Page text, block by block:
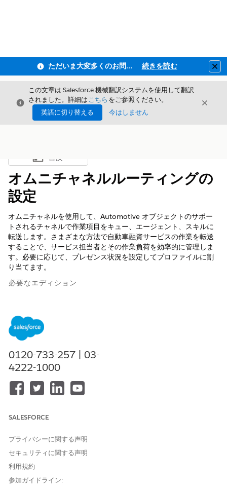
ただいま大変多くのお問い合わせをいただいており、ご連絡までにお時間を頂戴しております 続きを読む
閉じる
この文章は Salesforce 機械翻訳システムを使用して翻訳
されました。詳細はこちら をご参照ください。
英語に切り替える
今はしません
閉じる
目次を表示
目次
オムニチャネルルーティングの
設定
オムニチャネルを使用して、Automotive オブジェクトのサポー
トされるチャネルで作業項目をキュー、エージェント、スキルに
転送します。さまざまな方法で自動車融資サービスの作業を転送
することで、サービス担当者とその作業負荷を効率的に管理しま
す。必要に応じて、プレゼンス状況を設定してプロファイルに割
り当てます。
必要なエディション
使用可能なエディション:
Edition、および
この機能を使用するには、次の機能を有効にしてください。
[設定] > [機能設定] > [自動車]
[設定] > [機能設定] > [レンディング] > [車両および納入商品
融資]
ディング」権限セットをコピーして、「オンラインレンディング
トを自分に割り当ててください。また、システム管理者プロファ
イルも必要です。
オムニチャネルルーティングの設定および使用方法の詳細につい
ては、「 オムニチャネルを使用
0120-733-257 | 03-
4222-1000
SALESFORCE
プライバシーに関する声明
セキュリティに関する声明
利用規約
参加ガイドライン: